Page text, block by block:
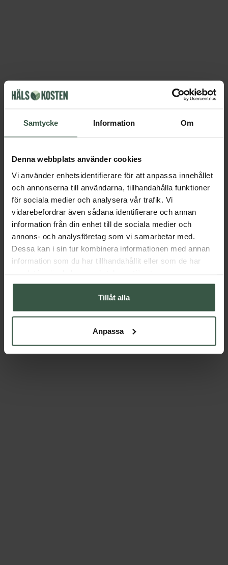
Samtycke Information Om
Denna webbplats använder cookies
Vi använder enhetsidentifierare för att anpassa innehållet
och annonserna till användarna, tillhandahålla funktioner
för sociala medier och analysera vår trafik. Vi
vidarebefordrar även sådana identifierare och annan
information från din enhet till de sociala medier och
annons- och analysföretag som vi samarbetar med.
Dessa kan i sin tur kombinera informationen med annan
information som du har tillhandahållit eller som de har
Tillåt alla
Anpassa